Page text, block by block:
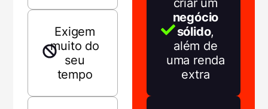
Exigem
muito do
seu
tempo
criar um
negócio
sólido,
além de
uma renda
extra